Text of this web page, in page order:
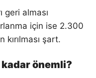
geri alması
için ise 2.300
şart.
önemli?